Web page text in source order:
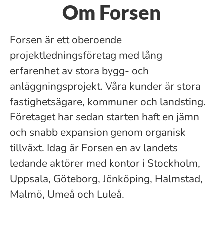
Om Forsen
Forsen är ett oberoende
projektledningsföretag med lång
erfarenhet av stora bygg- och
anläggningsprojekt. Våra kunder är stora
fastighetsägare, kommuner och landsting.
Företaget har sedan starten haft en jämn
och snabb expansion genom organisk
tillväxt. Idag är Forsen en av landets
ledande aktörer med kontor i Stockholm,
Uppsala, Göteborg, Jönköping, Halmstad,
Malmö, Umeå och Luleå.